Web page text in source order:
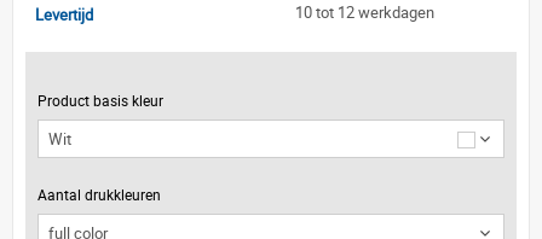
Levertijd
10 tot 12 werkdagen
Product basis kleur
Wit
Aantal drukkleuren